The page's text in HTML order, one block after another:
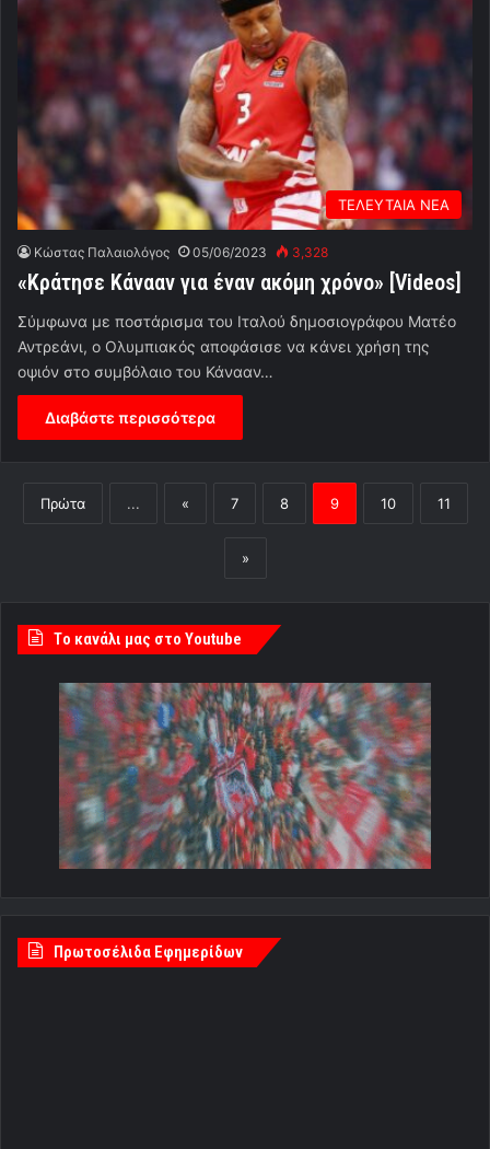
ΤΕΛΕΥΤΑΙΑ ΝΕΑ
Κώστας Παλαιολόγος 05/06/2023 3,328
«Κράτησε Κάνααν για έναν ακόμη χρόνο» [Videos]
Σύμφωνα με ποστάρισμα του Ιταλού δημοσιογράφου Ματέο
Αντρεάνι, ο Ολυμπιακός αποφάσισε να κάνει χρήση της
οψιόν στο συμβόλαιο του Κάνααν…
Διαβάστε περισσότερα
Πρώτα ... « 7 8 9 10 11
»
Tο κανάλι μας στο Youtube
Πρωτοσέλιδα Εφημερίδων